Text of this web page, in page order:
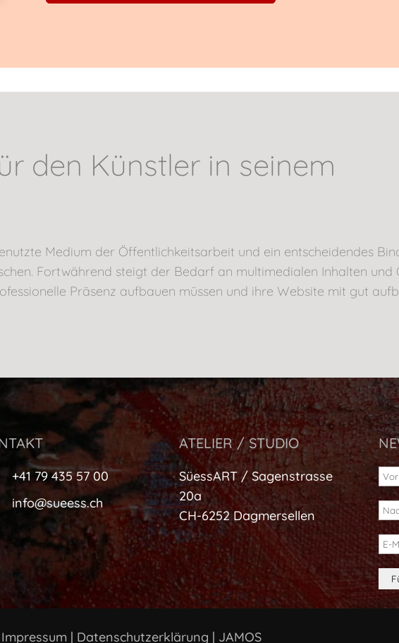
den Künstler in seinem
Medium der Öffentlichkeitsarbeit und ein entscheidendes
Fortwährend steigt der Bedarf an multimedialen Inhalten und
Präsenz aufbauen müssen und ihre Website mit gut
+41 79 435 57 00
info@sueess.ch
ATELIER / STUDIO
SüessART / Sagenstrasse
20a
CH-6252 Dagmersellen
Impressum | Datenschutzerklärung | JAMOS